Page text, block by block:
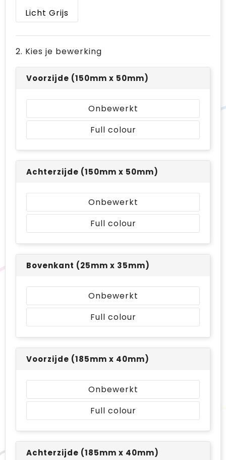
Licht Grijs
2. Kies je bewerking
Voorzijde (150mm x 50mm)
Onbewerkt
Full colour
Achterzijde (150mm x 50mm)
Onbewerkt
Full colour
Bovenkant (25mm x 35mm)
Onbewerkt
Full colour
Voorzijde (185mm x 40mm)
Onbewerkt
Full colour
Achterzijde (185mm x 40mm)